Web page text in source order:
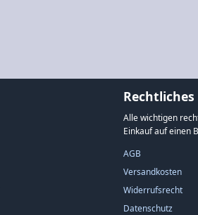
Rechtliches
Alle wichtigen
Einkauf auf einen
AGB
Versandkosten
Widerrufsrecht
Datenschutz